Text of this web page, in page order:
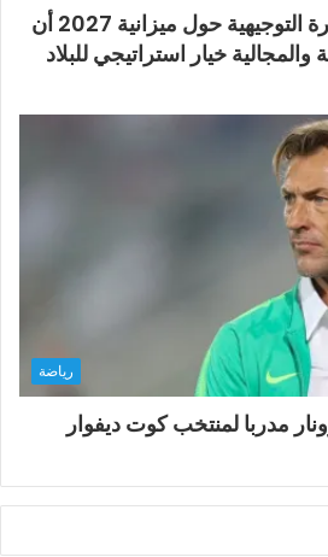
أخنوش يؤكد في المذكرة التوجيهية حول ميزانية 2027 أن
والمجالية خيار استراتيجي للبلاد
رياضة
مدربا لمنتخب كوت ديفوار